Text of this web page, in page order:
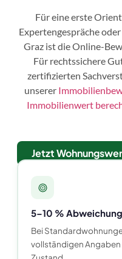
Für eine erste
Expertengespräche
Graz ist die Online-
Für rechtssichere
zertifizierten
unserer
Immobilienwert
Jetzt
5–10 % Abweichung
Bei
vollständigen Angaben